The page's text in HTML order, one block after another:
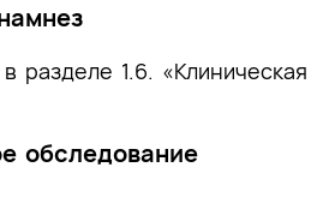
разделе 1.6. «Клиническая
обследование